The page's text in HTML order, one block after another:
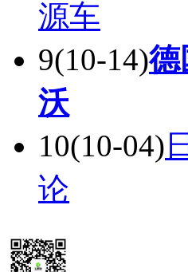
沃
10(10-04)
论
微信二维码